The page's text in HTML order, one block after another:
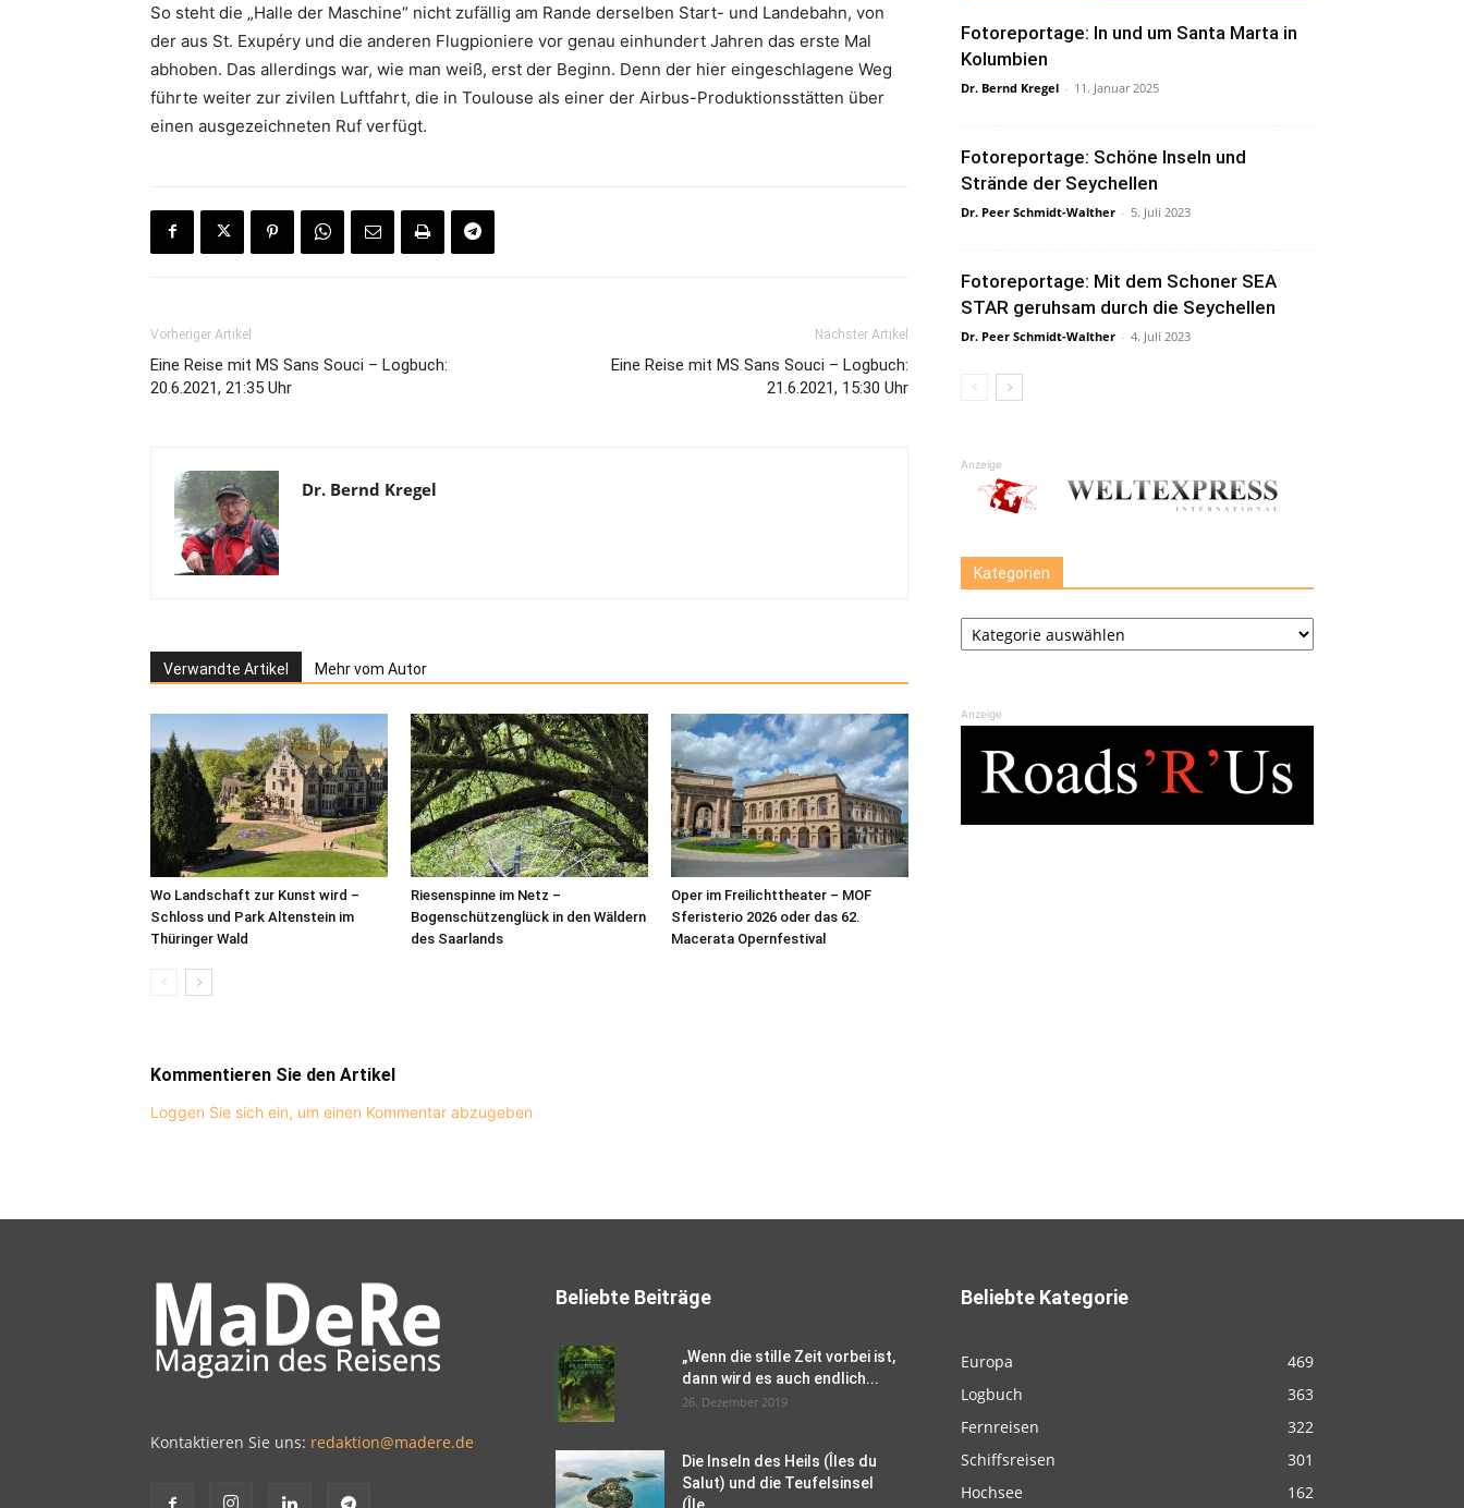
So steht die „Halle der Maschine“ nicht zufällig am Rande derselben Start- und Landebahn, von
der aus St. Exupéry und die anderen Flugpioniere vor genau einhundert Jahren das erste Mal
abhoben. Das allerdings war, wie man weiß, erst der Beginn. Denn der hier eingeschlagene Weg
führte weiter zur zivilen Luftfahrt, die in Toulouse als einer der Airbus-Produktionsstätten über
einen ausgezeichneten Ruf verfügt.
Vorheriger Artikel
Eine Reise mit MS Sans Souci – Logbuch:
20.6.2021, 21:35 Uhr
Nächster Artikel
Eine Reise mit MS Sans Souci – Logbuch:
21.6.2021, 15:30 Uhr
Dr. Bernd Kregel
Verwandte Artikel Mehr vom Autor
Wo Landschaft zur Kunst wird –
Schloss und Park Altenstein im
Thüringer Wald
Riesenspinne im Netz –
Bogenschützenglück in den Wäldern
des Saarlands
Oper im Freilichttheater – MOF
Sferisterio 2026 oder das 62.
Macerata Opernfestival
Kommentieren Sie den Artikel
Loggen Sie sich ein, um einen Kommentar abzugeben
Fotoreportage: In und um Santa Marta in
Kolumbien
Dr. Bernd Kregel - 11. Januar 2025
Fotoreportage: Schöne Inseln und
Strände der Seychellen
Dr. Peer Schmidt-Walther - 5. Juli 2023
Fotoreportage: Mit dem Schoner SEA
STAR geruhsam durch die Seychellen
Dr. Peer Schmidt-Walther - 4. Juli 2023
Anzeige
Kategorien
Kategorien
Anzeige
Kontaktieren Sie uns: redaktion@madere.de
Beliebte Beiträge
„Wenn die stille Zeit vorbei ist,
dann wird es auch endlich...
26. Dezember 2019
Die Inseln des Heils (Îles du
Salut) und die Teufelsinsel
Beliebte Kategorie
Europa
469
Logbuch
363
Fernreisen
322
Schiffsreisen
301
Hochsee
162